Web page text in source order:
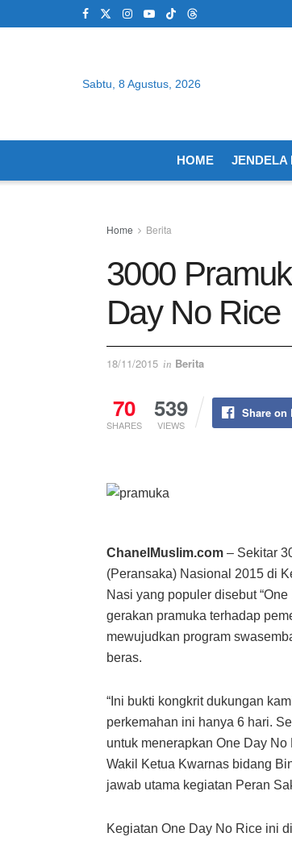
Sabtu, 8 Agustus, 2026
HOME JENDELA
Home Berita
3000
Day No Rice
18/11/2015 in Berita
70
SHARES
539
VIEWS
Share on
ChanelMuslim.com – Sekitar
(Peransaka) Nasional 2015 di
Nasi yang populer disebut
gerakan pramuka terhadap
mewujudkan program
beras.
“Ini bukti kongkrit dukungan
perkemahan ini hanya 6 hari.
untuk menerapkan One Day
Wakil Ketua Kwarnas bidang
jawab utama kegiatan Peran
Kegiatan One Day No Rice ini